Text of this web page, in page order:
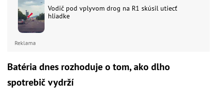
Vodič pod vplyvom drog na R1 skúsil utiecť
hliadke
Reklama
Batéria dnes rozhoduje o tom, ako dlho
spotrebič vydrží